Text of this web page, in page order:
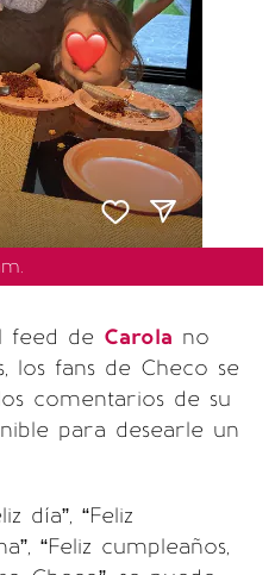
feed de Carola no
los fans de Checo se
comentarios de su
para desearle un
día”, “Feliz
“Feliz cumpleaños,